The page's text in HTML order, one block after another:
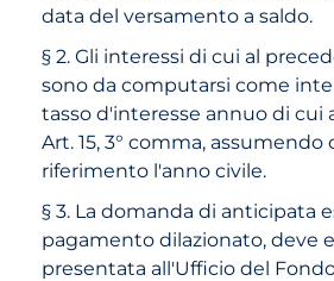
data del versamento a saldo.
§ 2. Gli interessi di cui al
sono da computarsi come
tasso d'interesse annuo di cui
Art. 15, 3° comma, assumendo
riferimento l'anno civile.
§ 3. La domanda di anticipata
pagamento dilazionato, deve
presentata all'Ufficio del